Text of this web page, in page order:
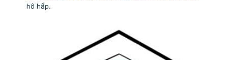
hô hấp.